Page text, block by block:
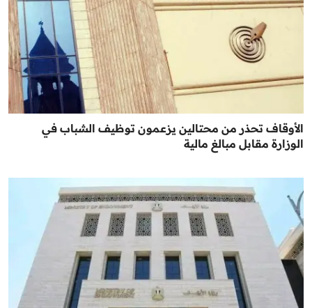
الأوقاف تحذر من محتالين يزعمون توظيف الشباب في
الوزارة مقابل مبالغ مالية